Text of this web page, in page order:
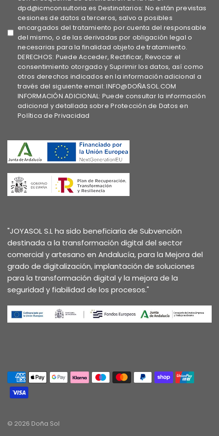
dpd@icmconsultoria.es Destinatarios: No están previstas
cesiones de datos a terceros, salvo a posibles
encargados del tratamiento por cuenta del responsable
del mismo, o de las derivadas por obligación legal o
necesarias para la finalidad objeto de tratamiento.
DERECHOS: Puede Acceder, Rectificar, Revocar el
consentimiento otorgado y Suprimir los datos, así como
otros derechos indicados en la información adicional a
través del siguiente email: INFO@DOÑASOL.COM
INFORMACIÓN ADICIONAL: Puede consultar la información
adicional y detallada sobre Protección de Datos en
Política de Privacidad
"JOYASOL S.L ha sido beneficiaria de Subvención
destinada a la transformación digital del sector
comercial y artesano en Andalucía, para la Mejora del
grado de digitalización, implantación de soluciones
para la transformación digital y la mejora de la
seguridad y fiabilidad de los procesos."
© 2026 Doña Sol